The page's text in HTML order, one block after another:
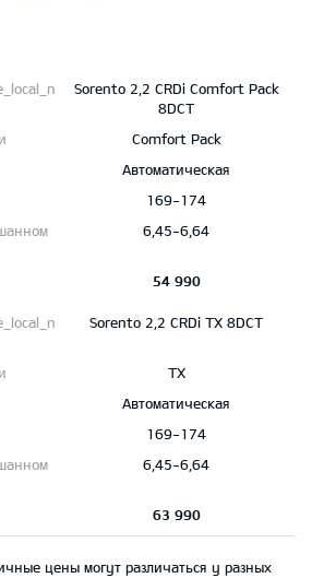
Sorento 2,2 CRDi Comfort Pack
8DCT
Comfort Pack
Автоматическая
169-174
6,45-6,64
54 990
Sorento 2,2 CRDi TX 8DCT
TX
Автоматическая
169-174
6,45-6,64
63 990
цены могут различаться у разных